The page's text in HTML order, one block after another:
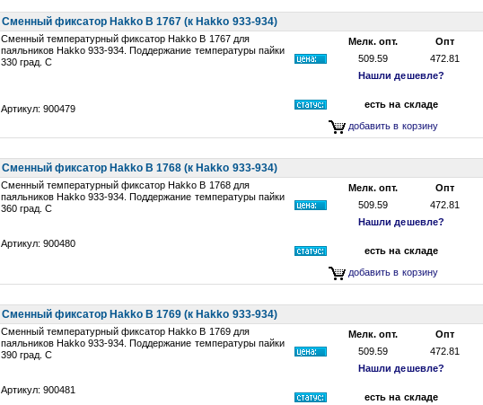
Сменный фиксатор Hakko B 1767 (к Hakko 933-934)
Сменный температурный фиксатор Hakko B 1767 для
паяльников Hakko 933-934. Поддержание температуры пайки
330 град. C
Артикул: 900479
Мелк. опт.
Опт
509.59
472.81
Нашли дешевле?
есть на складе
добавить в корзину
Сменный фиксатор Hakko B 1768 (к Hakko 933-934)
Сменный температурный фиксатор Hakko B 1768 для
паяльников Hakko 933-934. Поддержание температуры пайки
360 град. C
Артикул: 900480
Мелк. опт.
Опт
509.59
472.81
Нашли дешевле?
есть на складе
добавить в корзину
Сменный фиксатор Hakko B 1769 (к Hakko 933-934)
Сменный температурный фиксатор Hakko B 1769 для
паяльников Hakko 933-934. Поддержание температуры пайки
390 град. C
Артикул: 900481
Мелк. опт.
Опт
509.59
472.81
Нашли дешевле?
есть на складе